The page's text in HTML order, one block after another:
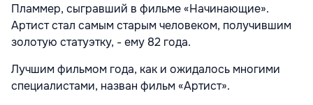
Пламмер, сыгравший в фильме «Начинающие».
Артист стал самым старым человеком, получившим
золотую статуэтку, - ему 82 года.
Лучшим фильмом года, как и ожидалось многими
специалистами, назван фильм «Артист».